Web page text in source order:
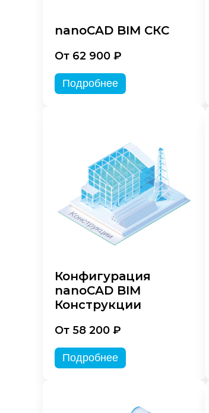
nanoCAD BIM СКС
От 62 900 ₽
Подробнее
Конфигурация
nanoCAD BIM
Конструкции
От 58 200 ₽
Подробнее